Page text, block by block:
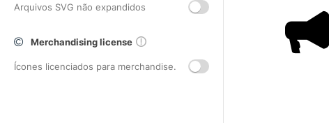
Arquivos SVG não expandidos
Merchandising license
Ícones licenciados para merchandise.